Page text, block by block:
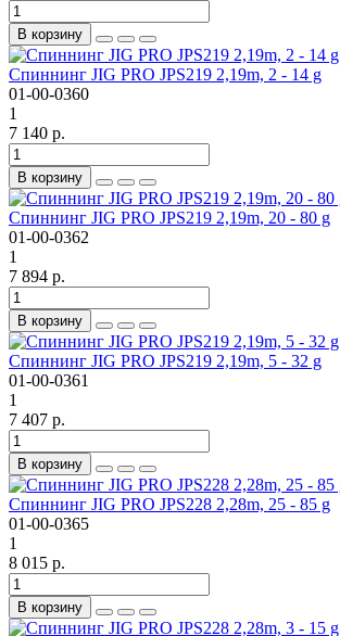
В корзину
Спиннинг JIG PRO JPS219 2,19m, 2 - 14 g
01-00-0360
1
7 140 р.
В корзину
Спиннинг JIG PRO JPS219 2,19m, 20 - 80 g
01-00-0362
1
7 894 р.
В корзину
Спиннинг JIG PRO JPS219 2,19m, 5 - 32 g
01-00-0361
1
7 407 р.
В корзину
Спиннинг JIG PRO JPS228 2,28m, 25 - 85 g
01-00-0365
1
8 015 р.
В корзину